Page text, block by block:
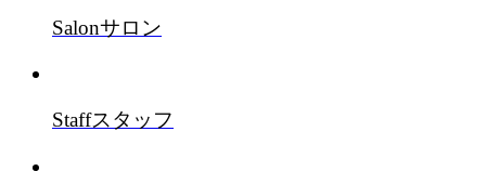
Salonサロン
Staffスタッフ